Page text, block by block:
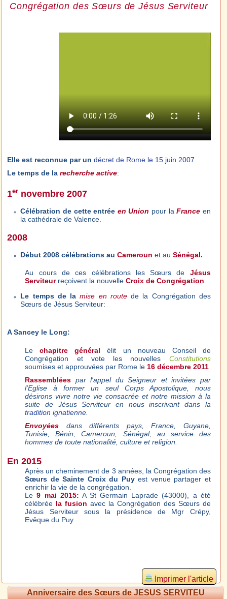
Congrégation des Sœurs de Jésus Serviteur
Elle est reconnue par undécret de Rome le 15 juin 2007
Le temps de la recherche active:
1er novembre 2007
Célébration de cette entrée en Union pour laFrance en
la cathédrale de Valence.
2008
Début 2008 célébrations auCameroun et auSénégal.
Au cours de ces célébrations les Sœurs de Jésus
Serviteurreçoivent la nouvelleCroix de Congrégation
Le temps de lamise en routede la Congrégation des
Sœurs de Jésus Serviteur:
A Sancey le Long:
Lechapitre général élit un nouveau Conseil de
Congrégation et vote les nouvelles Constitutions
soumises et approuvées par Rome le 16 décembre 2011
Rassemblées par l'appel du Seigneur et invitées par
l'Eglise à former un seul Corps Apostolique, nous
désirons vivre notre vie consacrée et notre mission à la
suite de Jésus Serviteur en nous inscrivant dans la
tradition ignatienne.
Envoyées dans différents pays, France, Guyane,
Tunisie, Bénin, Cameroun, Sénégal, au service des
hommes de toute nationalité, culture et religion.
En 2015
Après un cheminement de 3 années, la Congrégation des
Sœurs de Sainte Croix du Puyest venue partager et
enrichir la vie de la congrégation.
Le 9 mai 2015: A St Germain Laprade (43000), a été
célébrée la fusion avec la Congrégation des Sœurs de
Jésus Serviteur sous la présidence de Mgr Crépy,
Evêque du Puy.
Imprimer l'article
Anniversaire des Sœurs de JESUS SERVITEU